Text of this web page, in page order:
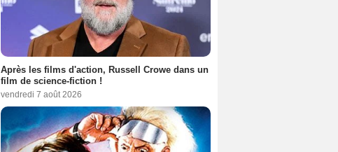
Après les films d'action, Russell Crowe dans un
film de science-fiction !
vendredi 7 août 2026